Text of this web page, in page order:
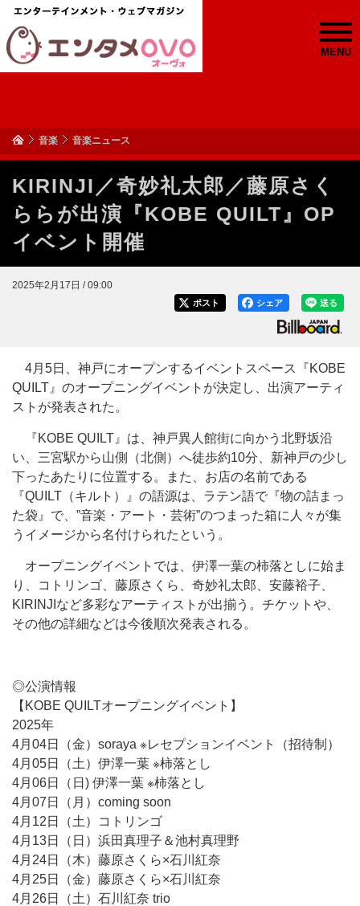
MENU
音楽 音楽ニュース
KIRINJI／奇妙礼太郎／藤原さく
ららが出演『KOBE QUILT』OP
イベント開催
2025年2月17日 / 09:00
送る
シェア
ポスト
4月5日、神戸にオープンするイベントスペース『KOBE
QUILT』のオープニングイベントが決定し、出演アーティ
ストが発表された。
『KOBE QUILT』は、神戸異人館街に向かう北野坂沿
い、三宮駅から山側（北側）へ徒歩約10分、新神戸の少し
下ったあたりに位置する。また、お店の名前である
『QUILT（キルト）』の語源は、ラテン語で『物の詰まっ
た袋』で、”音楽・アート・芸術”のつまった箱に人々が集
うイメージから名付けられたという。
オープニングイベントでは、伊澤一葉の柿落としに始ま
り、コトリンゴ、藤原さくら、奇妙礼太郎、安藤裕子、
KIRINJIなど多彩なアーティストが出揃う。チケットや、
その他の詳細などは今後順次発表される。
◎公演情報
【KOBE QUILTオープニングイベント】
2025年
4月04日（金）soraya ※レセプションイベント（招待制）
4月05日（土）伊澤一葉 ※柿落とし
4月06日（日) 伊澤一葉 ※柿落とし
4月07日（月）coming soon
4月12日（土）コトリンゴ
4月13日（日）浜田真理子＆池村真理野
4月24日（木）藤原さくら×石川紅奈
4月25日（金）藤原さくら×石川紅奈
4月26日（土）石川紅奈 trio